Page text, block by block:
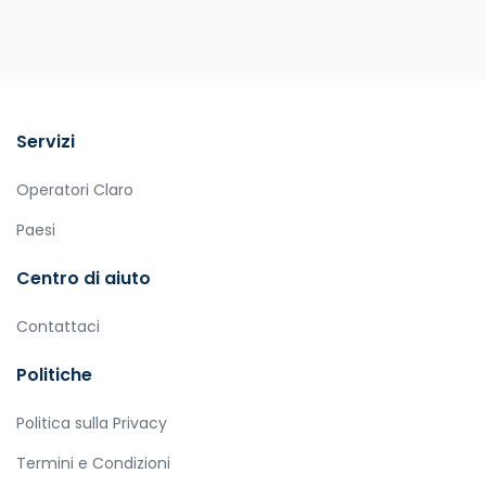
Servizi
Operatori Claro
Paesi
Centro di aiuto
Contattaci
Politiche
Politica sulla Privacy
Termini e Condizioni